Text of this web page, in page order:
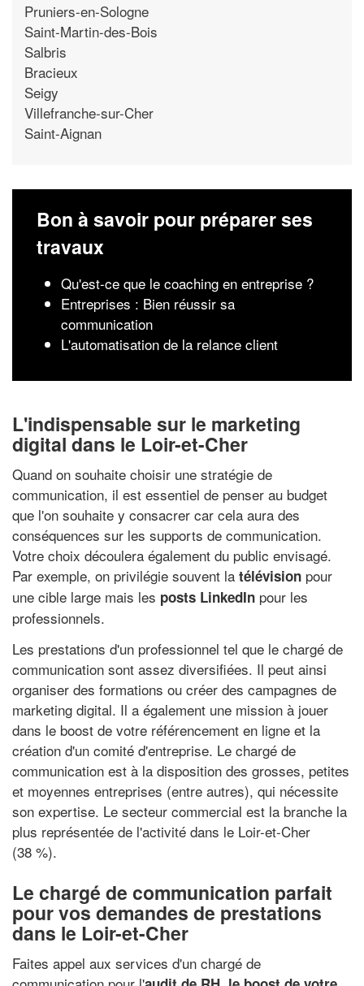
Pruniers-en-Sologne
Saint-Martin-des-Bois
Salbris
Bracieux
Seigy
Villefranche-sur-Cher
Saint-Aignan
Bon à savoir pour préparer ses
travaux
Qu'est-ce que le coaching en entreprise ?
Entreprises : Bien réussir sa
communication
L'automatisation de la relance client
L'indispensable sur le marketing
digital dans le Loir-et-Cher
Quand on souhaite choisir une stratégie de
communication, il est essentiel de penser au budget
que l'on souhaite y consacrer car cela aura des
conséquences sur les supports de communication.
Votre choix découlera également du public envisagé.
Par exemple, on privilégie souvent la télévision pour
une cible large mais les posts LinkedIn pour les
professionnels.
Les prestations d'un professionnel tel que le chargé de
communication sont assez diversifiées. Il peut ainsi
organiser des formations ou créer des campagnes de
marketing digital. Il a également une mission à jouer
dans le boost de votre référencement en ligne et la
création d'un comité d'entreprise. Le chargé de
communication est à la disposition des grosses, petites
et moyennes entreprises (entre autres), qui nécessite
son expertise. Le secteur commercial est la branche la
plus représentée de l'activité dans le Loir-et-Cher
(38 %).
Le chargé de communication parfait
pour vos demandes de prestations
dans le Loir-et-Cher
Faites appel aux services d'un chargé de